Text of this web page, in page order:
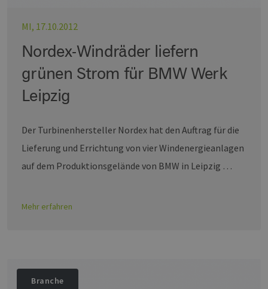
MI, 17.10.2012
Nordex-Windräder liefern
grünen Strom für BMW Werk
Leipzig
Der Turbinenhersteller Nordex hat den Auftrag für die
Lieferung und Errichtung von vier Windenergieanlagen
auf dem Produktionsgelände von BMW in Leipzig …
Mehr erfahren
Branche